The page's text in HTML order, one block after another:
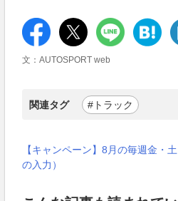
文：AUTOSPORT web
関連タグ #トラック
【キャンペーン】8月の毎週金・
の入力）